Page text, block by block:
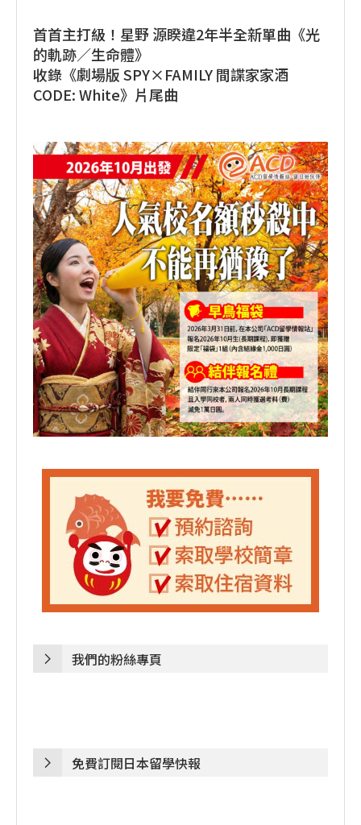
首首主打級！星野 源睽違2年半全新單曲《光
的軌跡／生命體》
收錄《劇場版 SPY×FAMILY 間諜家家酒
CODE: White》片尾曲
我們的粉絲專頁
免費訂閱日本留學快報